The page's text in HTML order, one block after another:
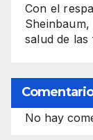
Con el
salud de las
No hay